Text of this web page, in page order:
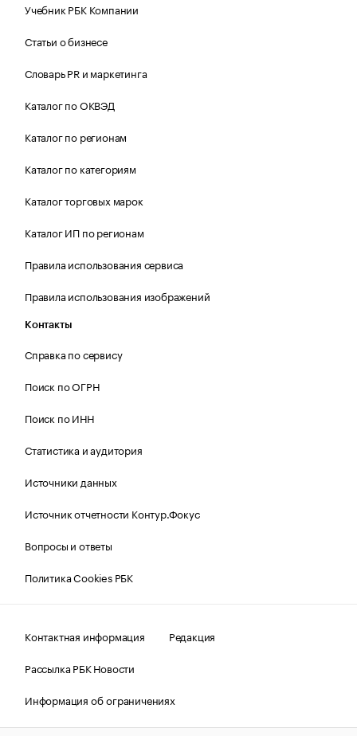
Учебник РБК Компании
Статьи о бизнесе
Словарь PR и маркетинга
Каталог по ОКВЭД
Каталог по регионам
Каталог по категориям
Каталог торговых марок
Каталог ИП по регионам
Правила использования сервиса
Правила использования изображений
Контакты
Справка по сервису
Поиск по ОГРН
Поиск по ИНН
Статистика и аудитория
Источники данных
Источник отчетности Контур.Фокус
Вопросы и ответы
Политика Cookies РБК
Контактная информация
Редакция
Рассылка РБК Новости
Информация об ограничениях
Правовая информация
О соблюдении авторских прав